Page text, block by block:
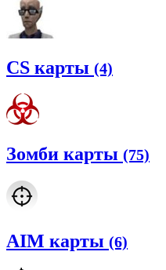
CS карты (4)
Зомби карты (75)
AIM карты (6)